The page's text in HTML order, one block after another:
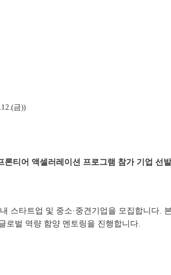
금))
론티어 액셀러레이션 프로그램 참가 기업 선
스타트업 및 중소·중견기업을 모집합니다.
로벌 역량 함양 멘토링을 진행합니다.